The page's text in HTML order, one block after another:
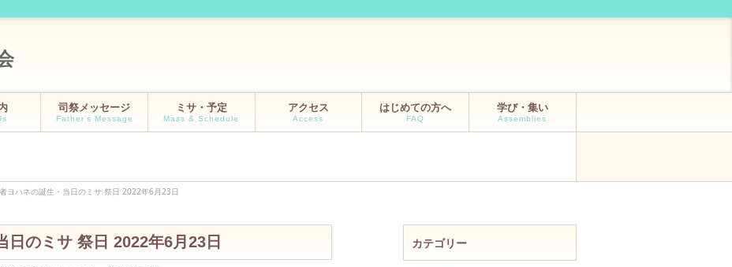
司祭メッセージ
Father’s Message
ミサ・予定
Mass & Schedule
アクセス
Access
はじめての方へ
FAQ
学び・集い
Assemblies
ヨハネの誕生・当日のミサ 祭日 2022年6月23日
日のミサ 祭日 2022年6月23日 カテゴリー